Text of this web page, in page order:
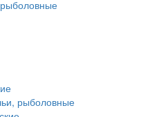
рыболовные